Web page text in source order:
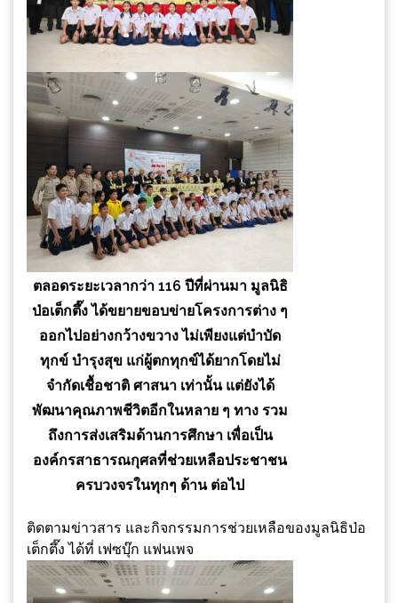
ตลอดระยะเวลากว่า 116 ปีที่ผ่านมา มูลนิธิ
ป่อเต็กตึ๊ง ได้ขยายขอบข่ายโครงการต่าง ๆ
ออกไปอย่างกว้างขวาง ไม่เพียงแต่บำบัด
ทุกข์ บำรุงสุข แก่ผู้ตกทุกข์ได้ยากโดยไม่
จำกัดเชื้อชาติ ศาสนา เท่านั้น แต่ยังได้
พัฒนาคุณภาพชีวิตอีกในหลาย ๆ ทาง รวม
ถึงการส่งเสริมด้านการศึกษา เพื่อเป็น
องค์กรสาธารณกุศลที่ช่วยเหลือประชาชน
ครบวงจรในทุกๆ ด้าน ต่อไป
ติดตามข่าวสาร และกิจกรรมการช่วยเหลือของมูลนิธิป่อ
เต็กตึ๊ง ได้ที่ เฟซบุ๊ก แฟนเพจ